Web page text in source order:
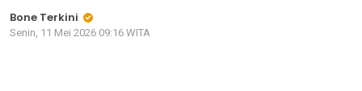
Bone Terkini
Senin, 11 Mei 2026 09:16 WITA